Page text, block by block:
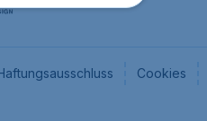
Cookies